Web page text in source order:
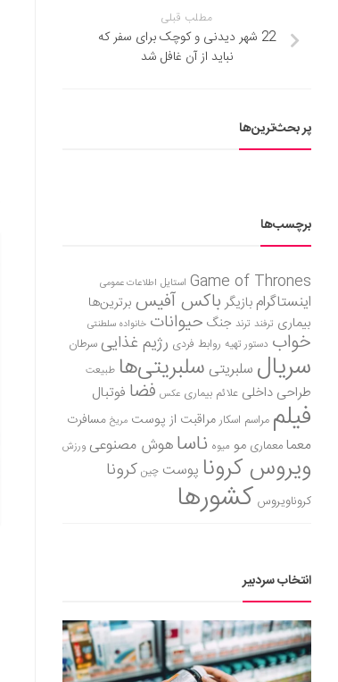
مطلب قبلی
22 شهر دیدنی و کوچک برای سفر که
نباید از آن غافل شد
پر بحث‌ترین‌ها
برچسب‌ها
Game of Thrones استایل اطلاعات عمومی
اینستاگرام بازیگر باکس آفیس برترین‌ها
بیماری ترفند ترند جنگ حیوانات خانواده سلطنتی
خواب دستور تهیه روابط فردی رژیم غذاییسرطان
سریال سلبریتی سلبریتی‌ها طبیعت
طراحی داخلی علائم بیماری عکس فضا فوتبال
فیلم مراسم اسکارمراقبت از پوست مریخ مسافرت
معمامعماری مو میوه ناساهوش مصنوعی ورزش
ویروس کرونا پوست چین کرونا
کروناویروس کشورها
انتخاب سردبیر